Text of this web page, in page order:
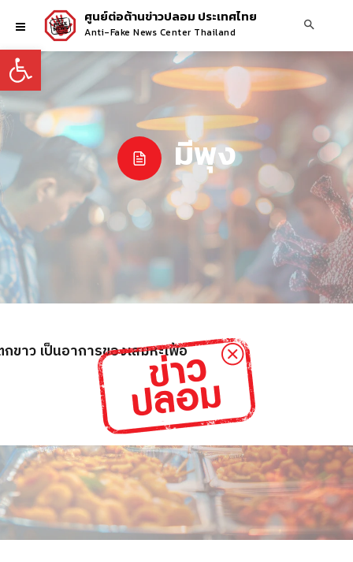
Open toolbar
ศูนย์ต่อต้านข่าวปลอม ประเทศไทย
Anti-Fake News Center Thailand
มีพุง
ขาว เป็นอาการของเสมหะเฟ้อ